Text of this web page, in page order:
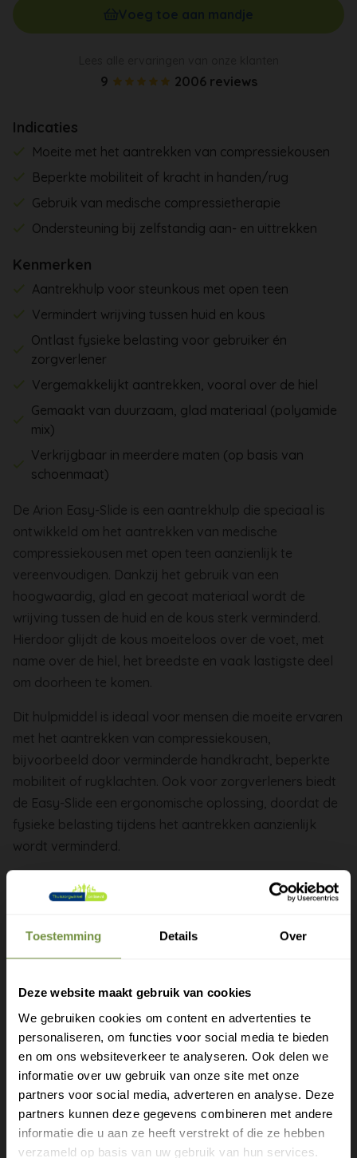
Toestemming Details Over
Deze website maakt gebruik van cookies
We gebruiken cookies om content en advertenties te
personaliseren, om functies voor social media te bieden
en om ons websiteverkeer te analyseren. Ook delen we
informatie over uw gebruik van onze site met onze
partners voor social media, adverteren en analyse. Deze
partners kunnen deze gegevens combineren met andere
informatie die u aan ze heeft verstrekt of die ze hebben
verzameld op basis van uw gebruik van hun services.
9 2006 reviews
Indicaties
Moeite met het aantrekken van compressiekousen
Beperkte mobiliteit of kracht in handen/rug
Gebruik van medische compressietherapie
Ondersteuning bij zelfstandig aan- en uittrekken
Kenmerken
Aantrekhulp voor steunkous met open teen
Vermindert wrijving tussen huid en kous
Ontlast fysieke belasting voor gebruiker én
zorgverlener
Vergemakkelijkt aantrekken, vooral over de hiel
Gemaakt van duurzaam, glad materiaal (polyamide
mix)
Verkrijgbaar in meerdere maten (op basis van
schoenmaat)
De Arion Easy-Slide is een aantrekhulp die speciaal is
ontwikkeld om het aantrekken van medische
compressiekousen met open teen aanzienlijk te
vereenvoudigen. Dankzij het gebruik van een
hoogwaardig, glad en gecoat materiaal wordt de
wrijving tussen de huid en de kous sterk verminderd.
Hierdoor glijdt de kous moeiteloos over de voet, met
name over de hiel, het breedste en vaak lastigste deel
om doorheen te komen.
Dit hulpmiddel is ideaal voor mensen die moeite ervaren
met het aantrekken van compressiekousen,
bijvoorbeeld door verminderde handkracht, beperkte
mobiliteit of rugklachten. Ook voor zorgverleners biedt
de Easy-Slide een ergonomische oplossing, doordat de
fysieke belasting tijdens het aantrekken aanzienlijk
wordt verminderd.
Naast gebruiksgemak draagt de Easy-Slide ook bij aan
het behoud van de kwaliteit van de compressiekous.
beschadiging door nagels of overmatige rek aanzienlijk
optimaal te houden.
De Easy-Slide bevordert de zelfstandigheid van de
gebruiker en ondersteunt therapietrouw, een
belangrijke factor bij het effectief dragen van
compressiekousen. Het product is lichtgewicht, compact
en eenvoudig mee te nemen, waardoor het zowel thuis
als onderweg praktisch inzetbaar is.
Gratis verzending?
Laat je e-mail achter.
Meld je aan voor onze nieuwsbrief en
ontvang direct een gratis verzending